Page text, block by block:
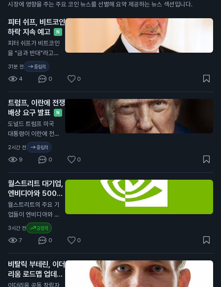
시장에 영향을 주는 주요 코인 뉴스를 선별해 요약 제공하는 뉴스 섹션입니다.
피터 쉬프, 비트코인
하락 지속 예고
N
피터 쉬프가 비트코인
을 "금과 반대"라고
주장했습니다. 그는
금과 은이 오르는 가
운데 비트코인의 하락
이 계속될 것이라고
말했습니다. 쉬프는
금과 은의 가격 상승
이 투자자 신뢰 부족
을 반영한다고 설명했
습니다. 금 가격은 최
근 4,200달러(약 57
0만 원)를 넘어서며
상승세를 보이고 있습
니다. 그는 금이 장기
적으로 유망하다고 강
조했으며, 은도 더 큰
수익을 가져올 수 있
이 뉴스는 비트코인
투자자에게 중요합니
이 계속될 경우, 투자
자들은 자산을 재조정
할 필요가 있을 수 있
31분 전 중립적
4 0 0
트럼프, 이란에 전쟁
배상 요구 발표
N
도널드 트럼프 미국
대통령이 이란에 전쟁
배상을 요구한다고 밝
혔습니다. 그는 이란
의 공격, 갈등으로 인
한 사망자, 시위대 사
망 사건에 대한 보상
을 요구했습니다. 트
럼프 대통령은 이란과
의 군사적 긴장을 완
화하는 대신 경제적
압박을 강화할 준비가
되어 있다고 말했습니
다. 그는 이란이 새로
운 합의에 동의하도록
경제적 고통이 커질
것이라고 예상했습니
2시간 전 중립적
9 0 0
월스트리트 대기업,
엔비디아와 5000
억 달러 AI 협력
월스트리트의 주요 기
업들이 엔비디아와 5
000억 달러 규모의
인공지능(AI) 자금 조
달 계약을 체결했습니
다. 이 소식은 금융 전
문 매체인 파이낸셜
타임스가 보도했습니
다. 이번 협력은 AI 기
3시간 전 긍정적
7 0 0
비탈릭 부테린, 이더
리움 로드맵 업데이
트 발표
N
이더리움 공동 창립자